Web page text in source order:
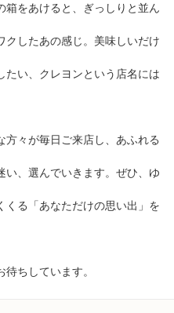
箱をあけると、ぎっしりと並ん
クしたあの感じ。美味しいだけ
たい、クレヨンという店名には
方々が毎日ご来店し、あふれる
い、選んでいきます。ぜひ、ゆ
くる「あなただけの思い出」を
ちしています。